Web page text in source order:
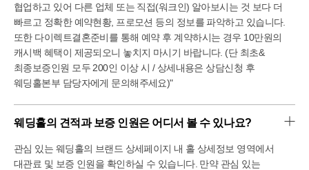
협업하고 있어 다른 업체 또는 직접(워크인) 알아보시는 것 보다 더
빠르고 정확한 예약현황, 프로모션 등의 정보를 파악하고 있습니다.
또한 다이렉트결혼준비를 통해 예약 후 계약하시는 경우 10만원의
캐시백 혜택이 제공되오니 놓치지 마시기 바랍니다. (단 최초&
최종보증인원 모두 200인 이상 시 / 상세내용은 상담신청 후
웨딩홀본부 담당자에게 문의해주세요)"
웨딩홀의 견적과 보증 인원은 어디서 볼 수 있나요?
관심 있는 웨딩홀의 브랜드 상세페이지 내 홀 상세정보 영역에서
대관료 및 보증 인원을 확인하실 수 있습니다. 만약 관심 있는